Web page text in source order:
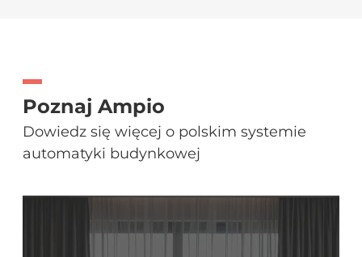
Poznaj Ampio
Dowiedz się więcej o polskim systemie
automatyki budynkowej